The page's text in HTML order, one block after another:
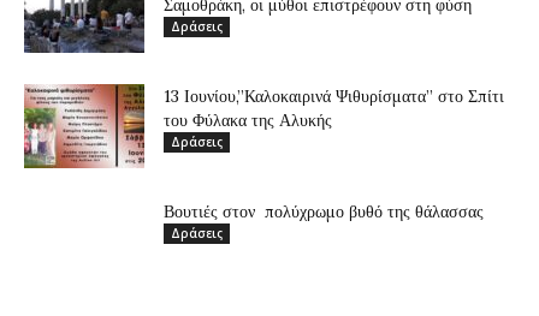
Σαμοθράκη, οι μύθοι επιστρέφουν στη φύση
Δράσεις
13 Ιουνίου,”Καλοκαιρινά Ψιθυρίσματα” στο Σπίτι
του Φύλακα της Αλυκής
Δράσεις
Βουτιές στον πολύχρωμο βυθό της θάλασσας
Δράσεις